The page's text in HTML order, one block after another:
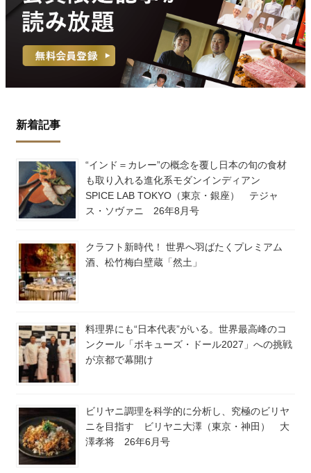
新着記事
“インド＝カレー”の概念を覆し日本の旬の食材
も取り入れる進化系モダンインディアン
SPICE LAB TOKYO（東京・銀座） テジャ
ス・ソヴァニ 26年8月号
クラフト新時代！ 世界へ羽ばたくプレミアム
酒、松竹梅白壁蔵「然土」
料理界にも“日本代表”がいる。世界最高峰のコ
ンクール「ボキューズ・ドール2027」への挑戦
が京都で幕開け
ビリヤニ調理を科学的に分析し、究極のビリヤ
ニを目指す ビリヤニ大澤（東京・神田） 大
澤孝将 26年6月号